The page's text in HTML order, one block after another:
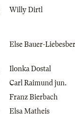
Willy Dirtl
Else Bauer-
Ilonka Dostal
Carl Raimund jun.
Franz Bierbach
Elsa Matheis